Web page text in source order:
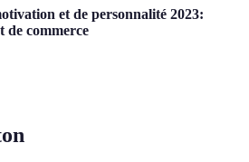
et de personnalité 2023:
de commerce